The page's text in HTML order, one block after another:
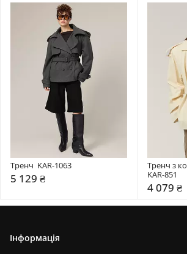
Тренч  KAR-1063
5 129 ₴
Тренч з
KAR-851
4 079 ₴
Інформація